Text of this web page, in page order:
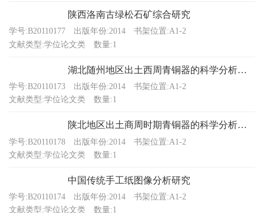
陕西洛南古绿松石矿综合研究
学号:B20110177 出版年份:2014
书架位置:A1-2
文献类型:学位论文类
数量:1
湖北随州地区出土西周青铜器的科学分析研究
学号:B20110173 出版年份:2014
书架位置:A1-2
文献类型:学位论文类
数量:1
陕北地区出土商周时期青铜器的科学分析研究
学号:B20110178 出版年份:2014
书架位置:A1-2
文献类型:学位论文类
数量:1
中国传统手工纸图像分析研究
学号:B20110174 出版年份:2014
书架位置:A1-2
文献类型:学位论文类
数量:1